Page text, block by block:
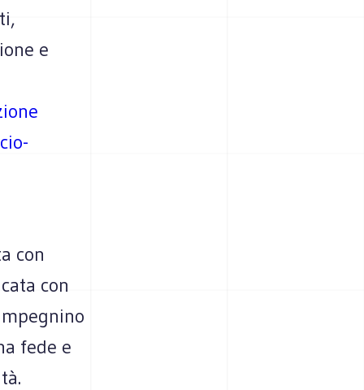
e
con
con
fede e